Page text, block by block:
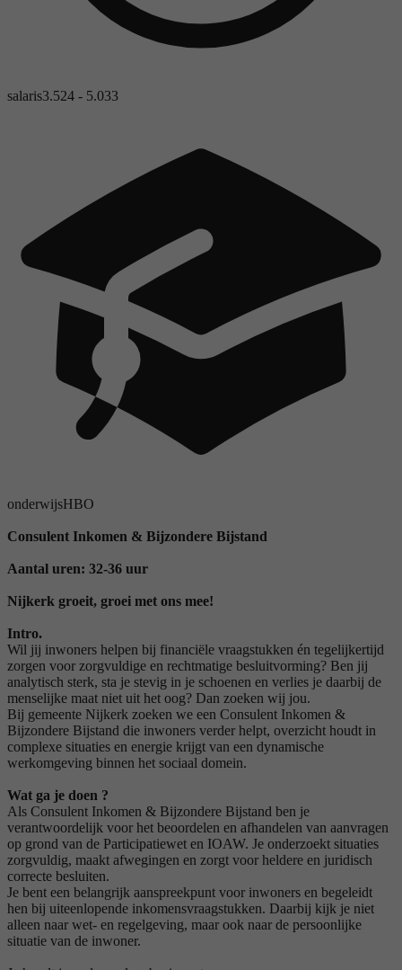
salaris3.524 - 5.033
onderwijsHBO
Consulent Inkomen & Bijzondere Bijstand
Aantal uren: 32-36 uur
Nijkerk groeit, groei met ons mee!
Intro.
Wil jij inwoners helpen bij financiële vraagstukken én tegelijkertijd
zorgen voor zorgvuldige en rechtmatige besluitvorming? Ben jij
analytisch sterk, sta je stevig in je schoenen en verlies je daarbij de
menselijke maat niet uit het oog? Dan zoeken wij jou.
Bij gemeente Nijkerk zoeken we een Consulent Inkomen &
Bijzondere Bijstand die inwoners verder helpt, overzicht houdt in
complexe situaties en energie krijgt van een dynamische
werkomgeving binnen het sociaal domein.
Wat ga je doen ?
Als Consulent Inkomen & Bijzondere Bijstand ben je
verantwoordelijk voor het beoordelen en afhandelen van aanvragen
op grond van de Participatiewet en IOAW. Je onderzoekt situaties
zorgvuldig, maakt afwegingen en zorgt voor heldere en juridisch
correcte besluiten.
Je bent een belangrijk aanspreekpunt voor inwoners en begeleidt
hen bij uiteenlopende inkomensvraagstukken. Daarbij kijk je niet
alleen naar wet- en regelgeving, maar ook naar de persoonlijke
situatie van de inwoner.